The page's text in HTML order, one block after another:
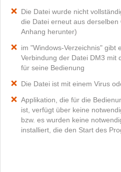
Die Datei wurde nicht
die Datei erneut aus
Anhang herunter)
im "Windows-Verzeichnis" gibt
Verbindung der Datei DM3 mit
für seine Bedienung
Die Datei ist mit einem Virus
Applikation, die für die
ist, verfügt über keine
bzw. es wurden keine
installiert, die den Start des